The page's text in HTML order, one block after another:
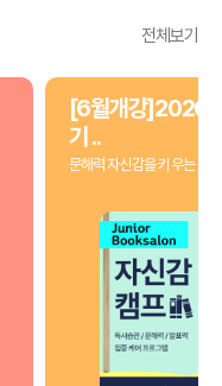
전체보기
[6월개강]2026
기 ..
문해력 자신감을 키우는 3개